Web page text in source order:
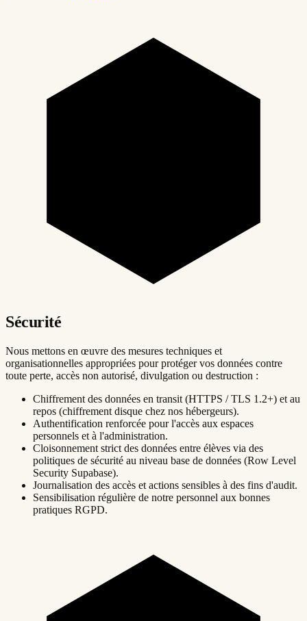
Sécurité
Nous mettons en œuvre des mesures techniques et
organisationnelles appropriées pour protéger vos données contre
toute perte, accès non autorisé, divulgation ou destruction :
Chiffrement des données en transit (HTTPS / TLS 1.2+) et au
repos (chiffrement disque chez nos hébergeurs).
Authentification renforcée pour l'accès aux espaces
personnels et à l'administration.
Cloisonnement strict des données entre élèves via des
politiques de sécurité au niveau base de données (Row Level
Security Supabase).
Journalisation des accès et actions sensibles à des fins d'audit.
Sensibilisation régulière de notre personnel aux bonnes
pratiques RGPD.